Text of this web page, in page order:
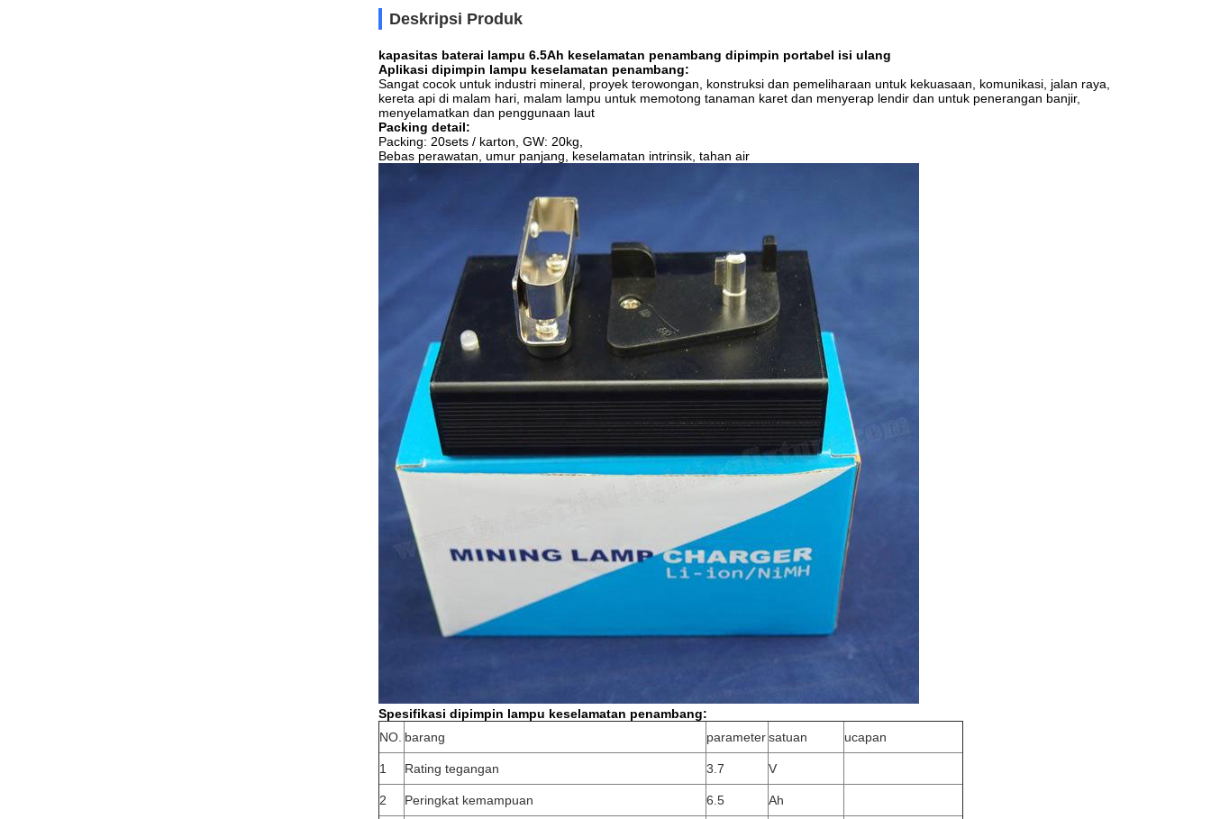
Deskripsi Produk
kapasitas baterai lampu 6.5Ah keselamatan penambang dipimpin portabel isi ulang
Aplikasi dipimpin lampu keselamatan penambang:
Sangat cocok untuk industri mineral, proyek terowongan, konstruksi dan pemeliharaan untuk kekuasaan, komunikasi, jalan raya,
kereta api di malam hari, malam lampu untuk memotong tanaman karet dan menyerap lendir dan untuk penerangan banjir,
menyelamatkan dan penggunaan laut
Packing detail:
Packing: 20sets / karton, GW: 20kg,
Bebas perawatan, umur panjang, keselamatan intrinsik, tahan air
Spesifikasi dipimpin lampu keselamatan penambang:
NO. barang parametersatuan ucapan
1 Rating tegangan 3.7 V
2 Peringkat kemampuan 6.5 Ah